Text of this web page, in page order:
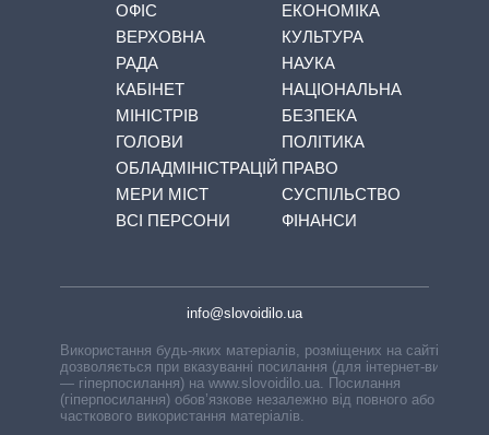
ОФІС
ВЕРХОВНА
РАДА
КАБІНЕТ
МІНІСТРІВ
ГОЛОВИ
ОБЛАДМІНІСТРАЦІЙ
МЕРИ МІСТ
ВСІ ПЕРСОНИ
ЕКОНОМІКА
КУЛЬТУРА
НАУКА
НАЦІОНАЛЬНА
БЕЗПЕКА
ПОЛІТИКА
ПРАВО
СУСПІЛЬСТВО
ФІНАНСИ
info@slovoidilo.ua
Використання будь-яких матеріалів, розміщених на сайті,
дозволяється при вказуванні посилання (для інтернет-видань
— гіперпосилання) на www.slovoidilo.ua. Посилання
(гіперпосилання) обов’язкове незалежно від повного або
часткового використання матеріалів.